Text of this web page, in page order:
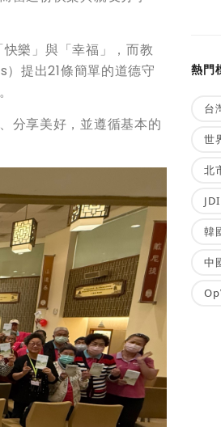
樂」與「幸福」，而教
提出21條簡單的道德守
分享美好，並遵循基本的
熱門
台
世
北
韓
中